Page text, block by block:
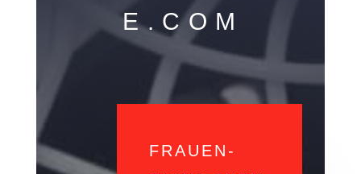
E.COM
FRAUEN-